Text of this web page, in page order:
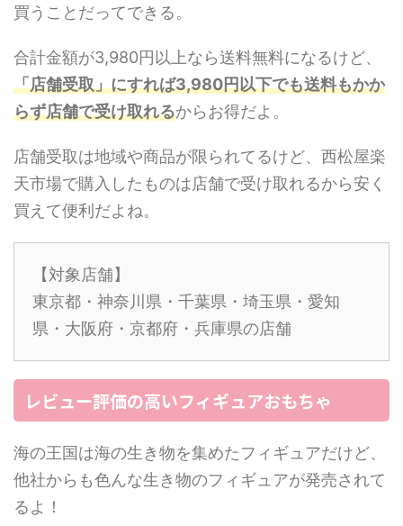
買うことだってできる。
合計金額が3,980円以上なら送料無料になるけど、
「店舗受取」にすれば3,980円以下でも送料もかか
らず店舗で受け取れるからお得だよ。
店舗受取は地域や商品が限られてるけど、西松屋楽
天市場で購入したものは店舗で受け取れるから安く
買えて便利だよね。
【対象店舗】
東京都・神奈川県・千葉県・埼玉県・愛知
県・大阪府・京都府・兵庫県の店舗
レビュー評価の高いフィギュアおもちゃ
海の王国は海の生き物を集めたフィギュアだけど、
他社からも色んな生き物のフィギュアが発売されて
るよ！